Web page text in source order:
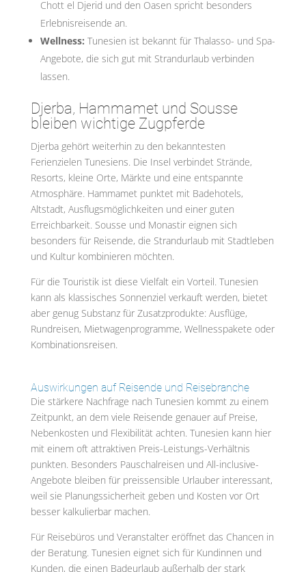
Chott el Djerid und den Oasen spricht besonders
Erlebnisreisende an.
Wellness: Tunesien ist bekannt für Thalasso- und Spa-
Angebote, die sich gut mit Strandurlaub verbinden
lassen.
Djerba, Hammamet und Sousse
bleiben wichtige Zugpferde
Djerba gehört weiterhin zu den bekanntesten
Ferienzielen Tunesiens. Die Insel verbindet Strände,
Resorts, kleine Orte, Märkte und eine entspannte
Atmosphäre. Hammamet punktet mit Badehotels,
Altstadt, Ausflugsmöglichkeiten und einer guten
Erreichbarkeit. Sousse und Monastir eignen sich
besonders für Reisende, die Strandurlaub mit Stadtleben
und Kultur kombinieren möchten.
Für die Touristik ist diese Vielfalt ein Vorteil. Tunesien
kann als klassisches Sonnenziel verkauft werden, bietet
aber genug Substanz für Zusatzprodukte: Ausflüge,
Rundreisen, Mietwagenprogramme, Wellnesspakete oder
Kombinationsreisen.
Auswirkungen auf Reisende und Reisebranche
Die stärkere Nachfrage nach Tunesien kommt zu einem
Zeitpunkt, an dem viele Reisende genauer auf Preise,
Nebenkosten und Flexibilität achten. Tunesien kann hier
mit einem oft attraktiven Preis-Leistungs-Verhältnis
punkten. Besonders Pauschalreisen und All-inclusive-
Angebote bleiben für preissensible Urlauber interessant,
weil sie Planungssicherheit geben und Kosten vor Ort
besser kalkulierbar machen.
Für Reisebüros und Veranstalter eröffnet das Chancen in
der Beratung. Tunesien eignet sich für Kundinnen und
Kunden, die einen Badeurlaub außerhalb der stark